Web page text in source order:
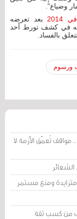
وضياع".
بعد تعرضه
في كشف تورط أحد
بالفساد.
ورسوم
مواقف تُعمّق الأزمة لا
متزايدة ومنع مستمر
من كسب ثقة